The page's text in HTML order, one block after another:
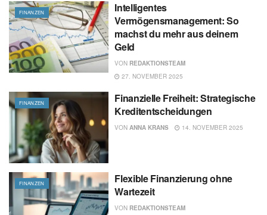
FINANZEN
Intelligentes
Vermögensmanagement: So
machst du mehr aus deinem
Geld
VON REDAKTIONSTEAM
27. NOVEMBER 2025
FINANZEN
Finanzielle Freiheit: Strategische
Kreditentscheidungen
VON ANNA KRANS 14. NOVEMBER 2025
FINANZEN
Flexible Finanzierung ohne
Wartezeit
VON REDAKTIONSTEAM